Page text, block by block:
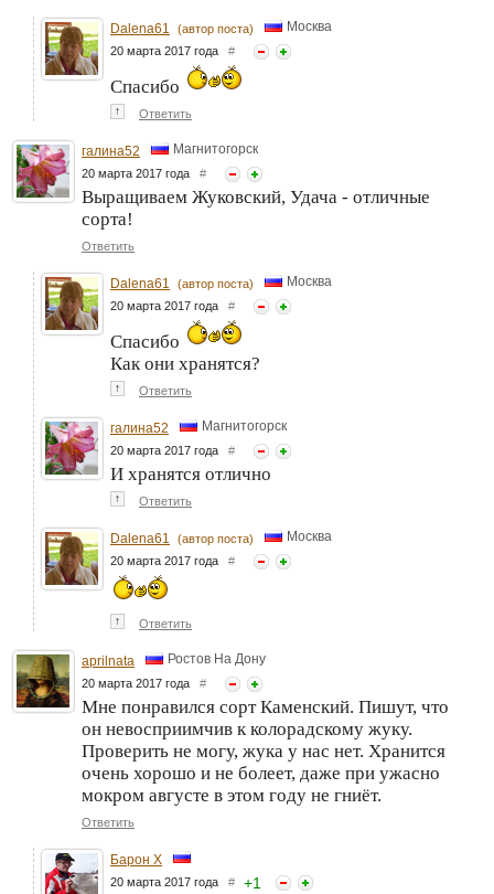
Dalena61 (автор поста) Москва
20 марта 2017 года #
Спасибо
↑ Ответить
галина52 Магнитогорск
20 марта 2017 года #
Выращиваем Жуковский, Удача - отличные
сорта!
Ответить
Dalena61 (автор поста) Москва
20 марта 2017 года #
Спасибо
Как они хранятся?
↑ Ответить
галина52 Магнитогорск
20 марта 2017 года #
И хранятся отлично
↑ Ответить
Dalena61 (автор поста) Москва
20 марта 2017 года #
↑ Ответить
aprilnata Ростов На Дону
20 марта 2017 года #
Мне понравился сорт Каменский. Пишут, что
он невосприимчив к колорадскому жуку.
Проверить не могу, жука у нас нет. Хранится
очень хорошо и не болеет, даже при ужасно
мокром августе в этом году не гниёт.
Ответить
Барон Х
20 марта 2017 года # +1